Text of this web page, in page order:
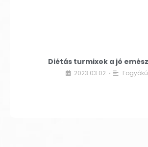
Diétás turmixok a jó
2023.03.02. •